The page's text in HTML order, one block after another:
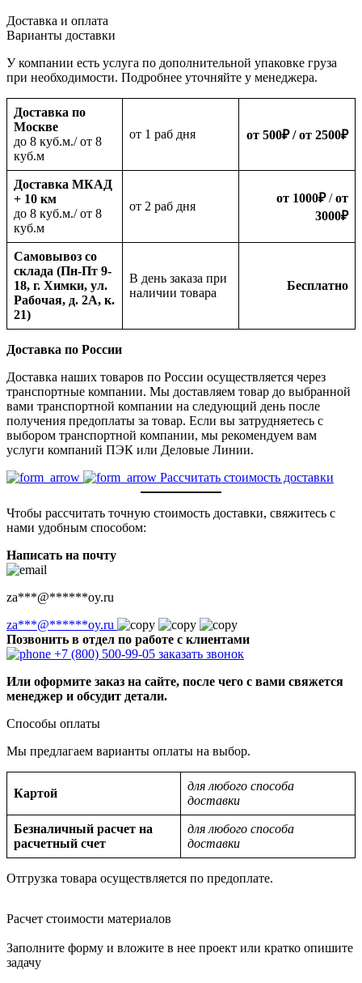
Доставка и оплата
Варианты доставки
У компании есть услуга по дополнительной упаковке груза
при необходимости. Подробнее уточняйте у менеджера.
Доставка по
Москве
до 8 куб.м./ от 8
куб.м
oт 1 раб дня от 500₽/ от 2500₽
Доставка МКАД
+ 10 км
до 8 куб.м./ от 8
куб.м
oт 2 раб дня
от 1000₽/от
3000₽
Самовывоз со
склада (Пн-Пт 9-
18, г. Химки, ул.
Рабочая, д. 2А, к.
21)
В день заказа при
наличии товара
Бесплатно
Доставка по России
Доставка наших товаров по России осуществляется через
транспортные компании. Мы доставляем товар до выбранной
вами транспортной компании на следующий день после
получения предоплаты за товар. Если вы затрудняетесь с
выбором транспортной компании, мы рекомендуем вам
услуги компаний ПЭК или Деловые Линии.
Рассчитать стоимость доставки
Чтобы рассчитать точную стоимость доставки, свяжитесь с
нами удобным способом:
Написать на почту
za***@******oy.ru
za***@******oy.ru
Позвонить в отдел по работе с клиентами
+7 (800) 500-99-05 заказать звонок
Или оформите заказ на сайте, после чего с вами свяжется
менеджер и обсудит детали.
Способы оплаты
Мы предлагаем варианты оплаты на выбор.
Картой
для любого способа
доставки
Безналичный расчет на
расчетный счет
для любого способа
доставки
Отгрузка товара осуществляется по предоплате.
Расчет стоимости материалов
Заполните форму и вложите в нее проект или кратко опишите
задачу